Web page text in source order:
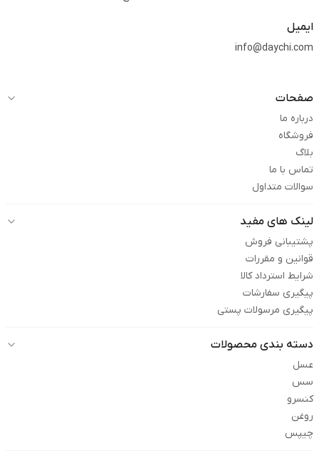
ایمیل
info@daychi.com
صفحات
درباره ما
فروشگاه
بلاگ
تماس با ما
سوالات متداول
لینک های مفید
پشتیبانی فروش
قوانین و مقررات
شرایط استرداد کالا
پیگیری سفارشات
پیگیری مرسولات پستی
دسته بندی محصولات
عسل
سس
کنسرو
روغن
چیپس